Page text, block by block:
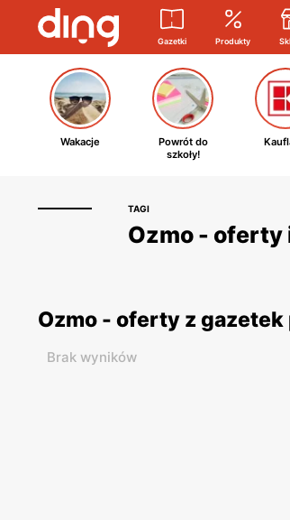
Gazetki Produkty
Wakacje
Powrót do
szkoły!
TAGI
Ozmo -
Ozmo - oferty z
Brak wyników